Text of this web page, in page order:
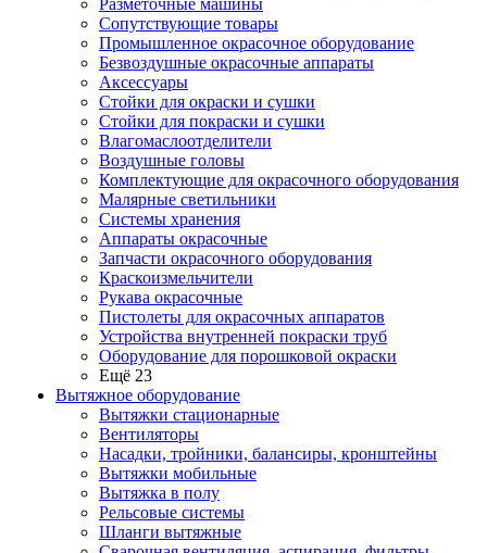
Разметочные машины
Сопутствующие товары
Промышленное окрасочное оборудование
Безвоздушные окрасочные аппараты
Аксессуары
Стойки для окраски и сушки
Стойки для покраски и сушки
Влагомаслоотделители
Воздушные головы
Комплектующие для окрасочного оборудования
Малярные светильники
Системы хранения
Аппараты окрасочные
Запчасти окрасочного оборудования
Краскоизмельчители
Рукава окрасочные
Пистолеты для окрасочных аппаратов
Устройства внутренней покраски труб
Оборудование для порошковой окраски
Ещё 23
Вытяжное оборудование
Вытяжки стационарные
Вентиляторы
Насадки, тройники, балансиры, кронштейны
Вытяжки мобильные
Вытяжка в полу
Рельсовые системы
Шланги вытяжные